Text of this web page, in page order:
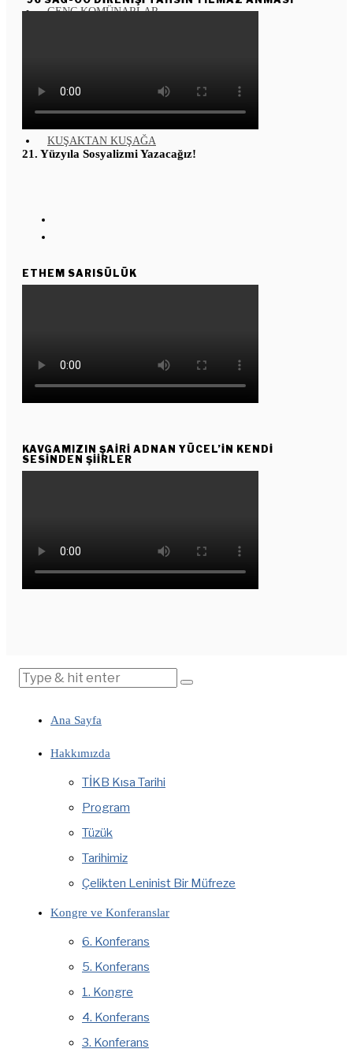
GENÇ KOMÜNARLAR
Kızıl Yıldız
Köşe Taşı
KUŞAKTAN KUŞAĞA
21. Yüzyıla Sosyalizmi Yazacağız!
ETHEM SARISÜLÜK
KAVGAMIZIN ŞAIRI ADNAN YÜCEL’IN KENDI
SESINDEN ŞIIRLER
Ana Sayfa
Hakkımızda
TİKB Kısa Tarihi
Program
Tüzük
Tarihimiz
Çelikten Leninist Bir Müfreze
Kongre ve Konferanslar
6. Konferans
5. Konferans
1. Kongre
4. Konferans
3. Konferans